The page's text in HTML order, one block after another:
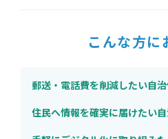
こんな方に
郵送・電話費を削減したい自
住民へ情報を確実に届けたい